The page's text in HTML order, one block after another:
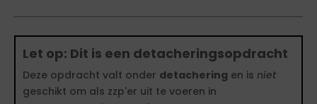
Let op: Dit is een detacheringsopdracht
Deze opdracht valt onder detachering en is niet
geschikt om als zzp'er uit te voeren in